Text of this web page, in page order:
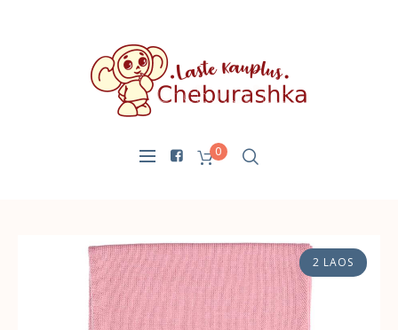
0
2 LAOS